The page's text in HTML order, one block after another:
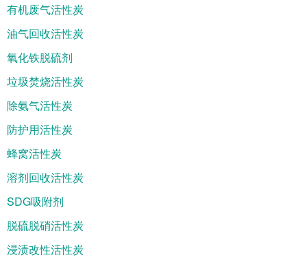
有机废气活性炭
油气回收活性炭
氧化铁脱硫剂
垃圾焚烧活性炭
除氨气活性炭
防护用活性炭
蜂窝活性炭
溶剂回收活性炭
SDG吸附剂
脱硫脱硝活性炭
浸渍改性活性炭